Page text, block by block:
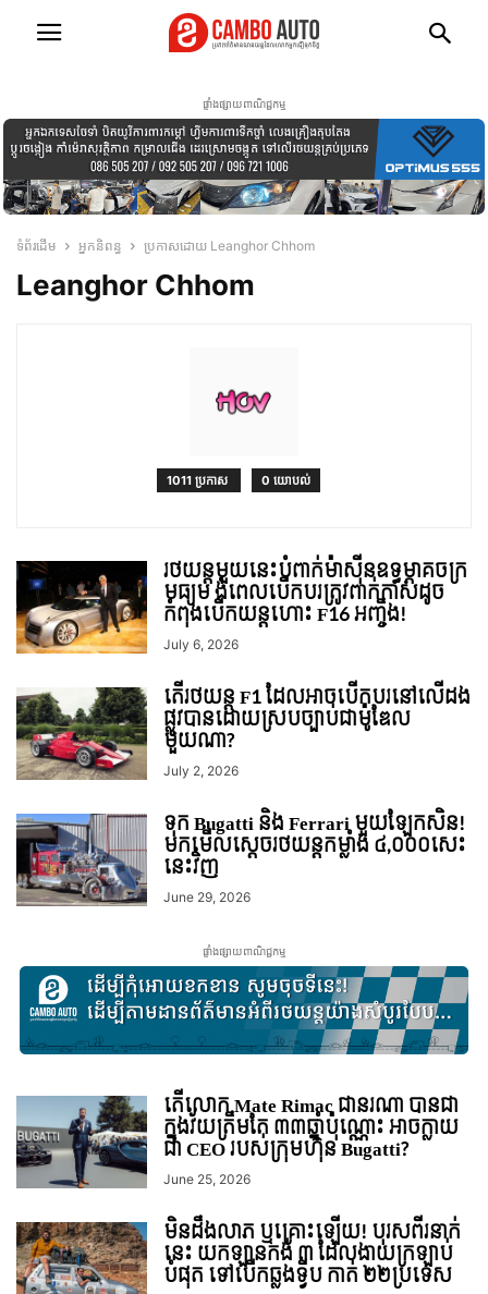
ផ្ទាំងផ្សាយពាណិជ្ជកម្ម
ទំព័រដើម អ្នកនិពន្ធ ប្រកាស​ដោយ Leanghor Chhom
Leanghor Chhom
1011 ប្រកាស 0 យោបល់
រថយន្តមួយនេះបំពាក់ម៉ាស៊ីនឧទ្ធម្ភាគចក្រ
មធ្យម ងំពេលបើកបរត្រូវពាក់កាសដូច
កំពុងបើកយន្តហោះ F16 អញ្ចឹង!
July 6, 2026
តើរថយន្ត F1 ដែលអាចបើកបរនៅលើដង
ផ្លូវបានដោយស្របច្បាប់ជាម៉ូឌែល
មួយណា?
July 2, 2026
ទុក Bugatti និង Ferrari មួយឡែកសិន!
មកមើលស្តេចរថយន្តកម្លាំង ៤,០០០សេះ
នេះវិញ
June 29, 2026
ផ្ទាំងផ្សាយពាណិជ្ជកម្ម
តើលោក Mate Rimac ជានរណា បានជា
ក្នុងវ័យត្រឹមតែ ៣៣ឆ្នាំប៉ុណ្ណោះ អាចក្លាយ
ជា CEO របស់ក្រុមហ៊ុន Bugatti?
June 25, 2026
​មិនដឹងលាភ ឬគ្រោះឡើយ! បុរសពីរនាក់
នេះ យកឡានកង់ ៣ ដែលងាយក្រឡាប់
បំផុត ទៅបើ​កឆ្លងទ្វីប កាត់ ២២ប្រទេស